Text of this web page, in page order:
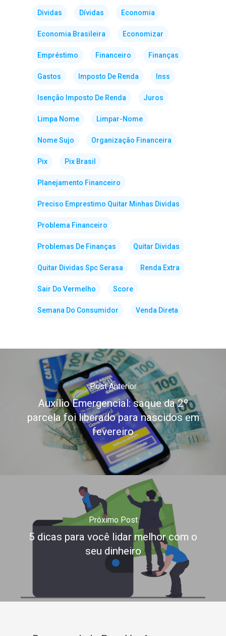
Dividas Dívidas Economia
Economia Brasileira Economizar
Empréstimo Financeiro Finanças
Gastos Imposto De Renda Inss
Isenção Imposto De Renda Juros
Limpa Nome Limpar-Nome
Nome Sujo Organização Financeira
Pix Pix Brasil
Planejamento Financeiro
Preciso Emprestimo Quitar Minhas Dividas
Problema Financeiro
Problemas De Finanças Quitar Dividas
Quitar Dividas Spc Serasa Renda Extra
Sair Do Vermelho Score
Semana Do Consumidor Venda Direta
Post Anterior
Auxílio Emergencial: saque da 2º
parcela foi liberado para nascidos em
fevereiro
Próximo Post
5 dicas para você lidar melhor com o
seu dinheiro